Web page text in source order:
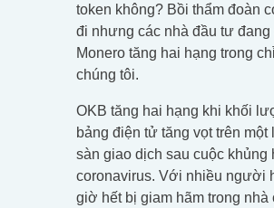
token không? Bồi thẩm đoàn
đi nhưng các nhà đầu tư đang
Monero tăng hai hạng trong
chúng tôi.
OKB tăng hai hạng khi khối
bảng điện tử tăng vọt trên một
sàn giao dịch sau cuộc khủng
coronavirus. Với nhiều người
giờ hết bị giam hãm trong nhà